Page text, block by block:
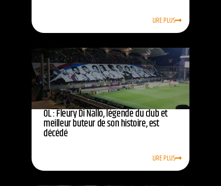
LIRE PLUS
OL : Fleury Di Nallo, légende du club et
meilleur buteur de son histoire, est
décédé
LIRE PLUS